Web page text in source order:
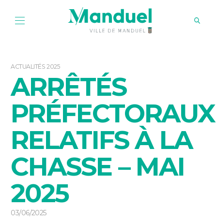
ACTUALITÉS 2025
ARRÊTÉS
PRÉFECTORAUX
RELATIFS À LA
CHASSE – MAI
2025
03/06/2025